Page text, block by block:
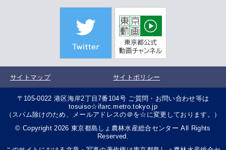
サイトマップ サイトポリシー
〒105-0022 港区海岸2丁目7番104号 ご質問・お問い合わせ等は
tosuiso☆ifarc.metro.tokyo.jp
（スパム除けのため、メールアドレスの＠を☆に変更しております。）
© Copyright 2026 東京都島しょ農林水産総合センター All Rights
Reserved.